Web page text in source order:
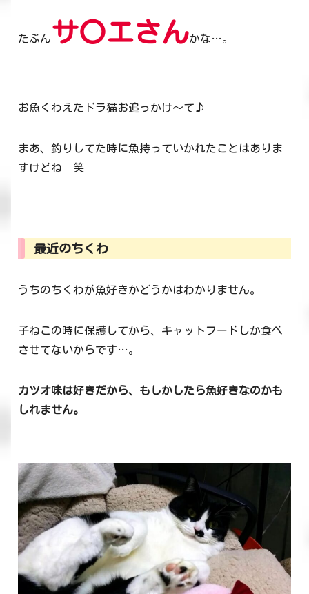
たぶんサ〇エさんかな…。
お魚くわえたドラ猫お追っかけ～て♪
まあ、釣りしてた時に魚持っていかれたことはありま
すけどね 笑
最近のちくわ
うちのちくわが魚好きかどうかはわかりません。
子ねこの時に保護してから、キャットフードしか食べ
させてないからです…。
カツオ味は好きだから、もしかしたら魚好きなのかも
しれません。